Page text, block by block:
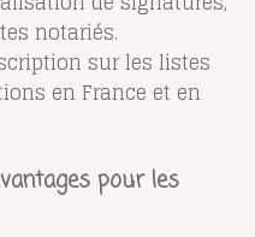
notariés.
sur les listes
en France et en
pour les